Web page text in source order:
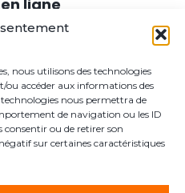
nous utilisons des technologies
ou accéder aux informations des
nous permettra de
de navigation ou les ID
consentir ou de retirer son
sur certaines caractéristiques
ligne
de
au RGPD
récents
afficher.